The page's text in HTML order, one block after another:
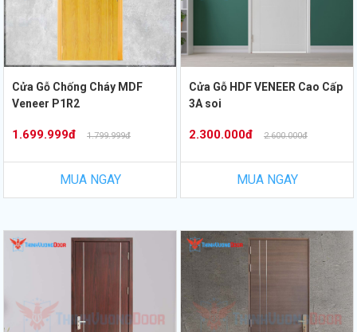
Cửa Gỗ Chống Cháy MDF
Veneer P1R2
1.699.999đ 1.799.999đ
MUA NGAY
Cửa Gỗ HDF VENEER Cao Cấp
3A soi
2.300.000đ 2.600.000đ
MUA NGAY